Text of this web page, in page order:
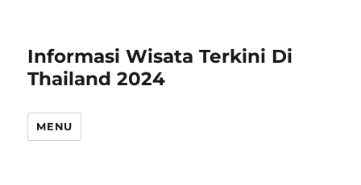
Informasi Wisata Terkini Di
Thailand 2024
MENU